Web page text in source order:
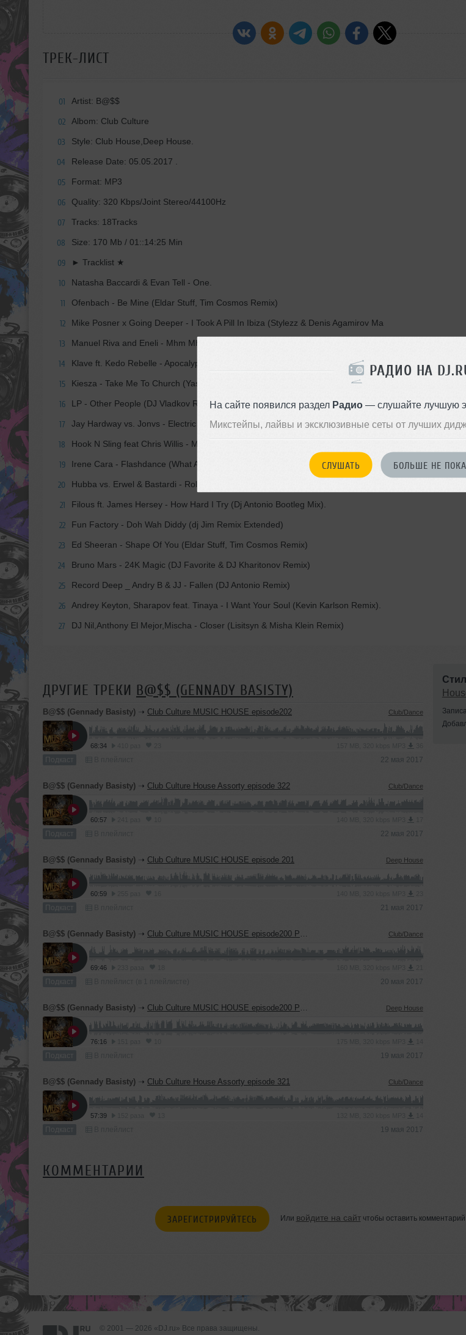
РАДИО НА
На сайте появился раздел Радио— слушайте лучшую
Микстейпы, лайвы и эксклюзивные сеты от лучших
СЛУШАТЬ БОЛЬШЕ НЕ
ТРЕК-ЛИСТ
01 Artist: B@$$
02 Albom: Club Culture
03 Style: Club House,Deep House.
04 Release Date: 05.05.2017 .
05 Format: MP3
06 Quality: 320 Kbps/Joint Stereo/44100Hz
07 Tracks: 18Tracks
08 Size: 170 Mb / 01::14:25 Min
09 ► Tracklist ★
10 Natasha Baccardi & Evan Tell - One.
11 Ofenbach - Be Mine (Eldar Stuff, Tim Cosmos Remix)
12 Mike Posner x Going Deeper - I Took A Pill In Ibiza (Stylezz & Denis Agamirov Ma
13 Manuel Riva and Eneli - Mhm Mhm (Monkey MO Remix)
14 Klave ft. Kedo Rebelle - Apocalypse (PRIDE & CHIPPON Remix)
15 Kiesza - Take Me To Church (Yastreb Remix).
16 LP - Other People (DJ Vladkov Remix)
17 Jay Hardway vs. Jonvs - Electric Sun (Night & Toni Aries Mashup)
18 Hook N Sling feat Chris Willis - Magnet (AstroFox Remix)
19 Irene Cara - Flashdance (What A Feeling) (Yastreb Remix Extended)
20 Hubba vs. Erwel & Bastardi - Rollin (Original Mix)
21 Filous ft. James Hersey - How Hard I Try (Dj Antonio Bootleg Mix).
22 Fun Factory - Doh Wah Diddy (dj Jim Remix Extended)
23 Ed Sheeran - Shape Of You (Eldar Stuff, Tim Cosmos Remix)
24 Bruno Mars - 24K Magic (DJ Favorite & DJ Kharitonov Remix)
25 Record Deep _ Andry B & JJ - Fallen (DJ Antonio Remix)
26 Andrey Keyton, Sharapov feat. Tinaya - I Want Your Soul (Kevin Karlson Remix).
27 DJ Nil,Anthony El Mejor,Mischa - Closer (Lisitsyn & Misha Klein Remix)
ДРУГИЕ ТРЕКИ B@$$ (GENNADY BASISTY)
B@$$ (Gennady Basisty) ➝ Club Culture MUSIC HOUSE episode202 Club/Dance
68:34
Подкаст 22 мая 2017
B@$$ (Gennady Basisty) ➝ Club Culture House Assorty episode 322 Club/Dance
60:57
Подкаст 22 мая 2017
B@$$ (Gennady Basisty) ➝ Club Culture MUSIC HOUSE episode 201 Deep House
60:59
Подкаст 21 мая 2017
B@$$ (Gennady Basisty) ➝ Club Culture MUSIC HOUSE episode200 Part 2 Club/Dance
69:46
Подкаст 20 мая 2017
B@$$ (Gennady Basisty) ➝ Club Culture MUSIC HOUSE episode200 Part 1 Deep House
76:16
Подкаст 19 мая 2017
B@$$ (Gennady Basisty) ➝ Club Culture House Assorty episode 321 Club/Dance
57:39
Подкаст 19 мая 2017
КОММЕНТАРИИ
ЗАРЕГИСТРИРУЙТЕСЬ Или войдите на сайтчтобы оставить комментарий
© 2001 — 2026 «DJ.ru» Все права защищены.